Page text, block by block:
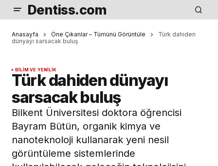
Dentiss.com
Anasayfa Öne Çıkanlar – Tümünü Görüntüle
Türk dahiden
dünyayı sarsacak buluş
BILIM VE YENILIK
Türk dahiden dünyayı
sarsacak buluş
Bilkent Üniversitesi doktora öğrencisi
Bayram Bütün, organik kimya ve
nanoteknoloji kullanarak yeni nesil
görüntüleme sistemlerinde